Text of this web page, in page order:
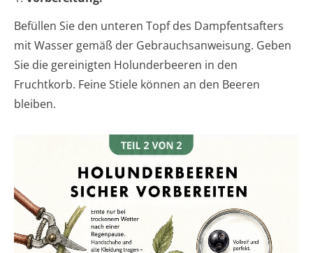
Befüllen Sie den unteren Topf des Dampfentsafters
mit Wasser gemäß der Gebrauchsanweisung. Geben
Sie die gereinigten Holunderbeeren in den
Fruchtkorb. Feine Stiele können an den Beeren
bleiben.